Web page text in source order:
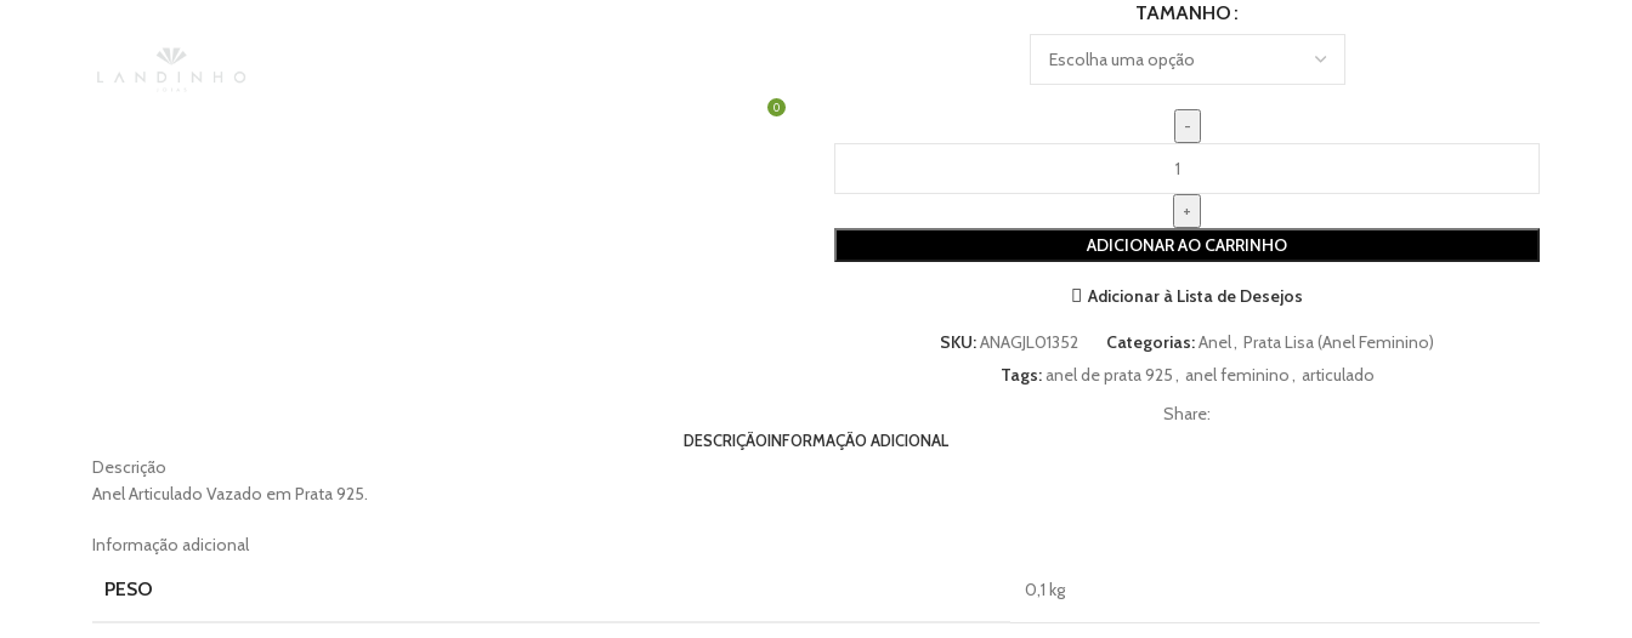
0
TAMANHO
ADICIONAR AO CARRINHO
Adicionar à Lista de Desejos
SKU:ANAGJL01352 Categorias:Anel, Prata Lisa (Anel Feminino)
Tags: anel de prata 925, anel feminino, articulado
Share:
DESCRIÇÃOINFORMAÇÃO ADICIONAL
Descrição
Anel Articulado Vazado em Prata 925.
Informação adicional
PESO 0,1 kg